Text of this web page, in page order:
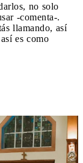
no solo
-comenta-.
llamando, así
es como